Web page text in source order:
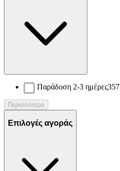
Παράδοση 2-3 ημέρες357
Περισσότερα
Επιλογές αγοράς